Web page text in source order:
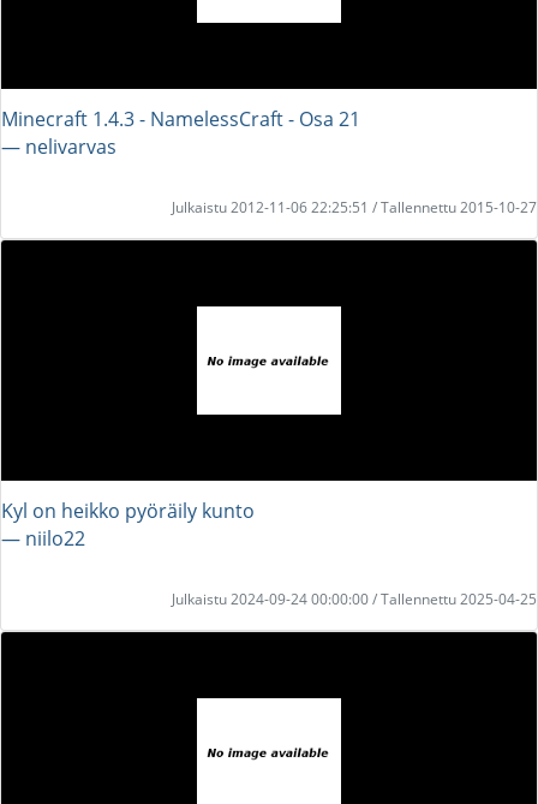
Minecraft 1.4.3 - NamelessCraft - Osa 21
― nelivarvas
Julkaistu 2012-11-06 22:25:51 / Tallennettu 2015-10-27
Kyl on heikko pyöräily kunto
― niilo22
Julkaistu 2024-09-24 00:00:00 / Tallennettu 2025-04-25